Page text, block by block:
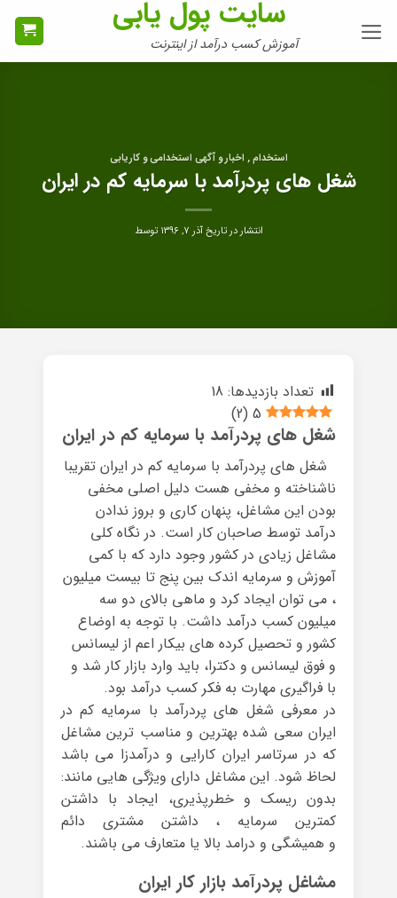
سایت پول یابی
آموزش کسب درآمد از اینترنت
استخدام , اخبار و آگهی استخدامی و کاریابی
شغل های پردرآمد با سرمایه کم در ایران
انتشار در تاریخآذر ۷, ۱۳۹۶ توسط
تعداد بازدیدها: 18
5
(
2
)
شغل های پردرآمد با سرمایه کم در ایران
شغل های پردرآمد با سرمایه کم در ایران تقریبا
ناشناخته و مخفی هست دلیل اصلی مخفی
بودن این مشاغل، پنهان کاری و بروز ندادن
درآمد توسط صاحبان کار است. در نگاه کلی
مشاغل زیادی در کشور وجود دارد که با کمی
آموزش و سرمایه اندک بین پنج تا بیست میلیون
، می توان ایجاد کرد و ماهی بالای دو سه
میلیون کسب درآمد داشت. با توجه به اوضاع
کشور و تحصیل کرده های بیکار اعم از لیسانس
و فوق لیسانس و دکترا، باید وارد بازار کار شد و
با فراگیری مهارت به فکر کسب درآمد بود.
در معرفی شغل های پردرآمد با سرمایه کم در
ایران سعی شده بهترین و مناسب ترین مشاغل
که در سرتاسر ایران کارایی و درآمدزا می باشد
لحاظ شود. این مشاغل دارای ویژگی هایی مانند:
بدون ریسک و خطرپذیری، ایجاد با داشتن
کمترین سرمایه ، داشتن مشتری دائم
و همیشگی و درامد بالا یا متعارف می باشند.
مشاغل پردرآمد بازار کار ایران